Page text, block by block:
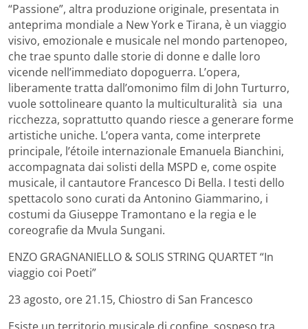
“Passione”, altra produzione originale, presentata in
anteprima mondiale a New York e Tirana, è un viaggio
visivo, emozionale e musicale nel mondo partenopeo,
che trae spunto dalle storie di donne e dalle loro
vicende nell’immediato dopoguerra. L’opera,
liberamente tratta dall’omonimo film di John Turturro,
vuole sottolineare quanto la multiculturalità sia una
ricchezza, soprattutto quando riesce a generare forme
artistiche uniche. L’opera vanta, come interprete
principale, l’étoile internazionale Emanuela Bianchini,
accompagnata dai solisti della MSPD e, come ospite
musicale, il cantautore Francesco Di Bella. I testi dello
spettacolo sono curati da Antonino Giammarino, i
costumi da Giuseppe Tramontano e la regia e le
coreografie da Mvula Sungani.
ENZO GRAGNANIELLO & SOLIS STRING QUARTET “In
viaggio coi Poeti”
23 agosto, ore 21.15, Chiostro di San Francesco